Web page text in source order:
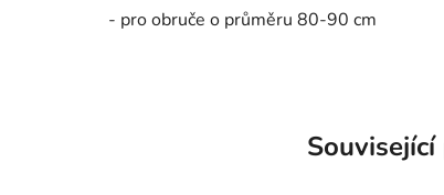
- pro obruče o průměru 80-90 cm